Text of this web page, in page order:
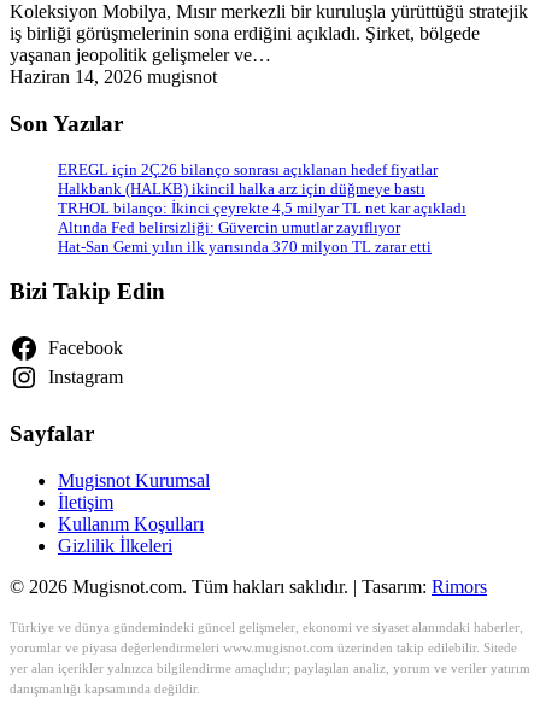
Koleksiyon Mobilya, Mısır merkezli bir kuruluşla yürüttüğü stratejik
iş birliği görüşmelerinin sona erdiğini açıkladı. Şirket, bölgede
yaşanan jeopolitik gelişmeler ve…
Haziran 14, 2026 mugisnot
Son Yazılar
EREGL için 2Ç26 bilanço sonrası açıklanan hedef fiyatlar
Halkbank (HALKB) ikincil halka arz için düğmeye bastı
TRHOL bilanço: İkinci çeyrekte 4,5 milyar TL net kar açıkladı
Altında Fed belirsizliği: Güvercin umutlar zayıflıyor
Hat-San Gemi yılın ilk yarısında 370 milyon TL zarar etti
Bizi Takip Edin
Facebook
Instagram
Sayfalar
Mugisnot Kurumsal
İletişim
Kullanım Koşulları
Gizlilik İlkeleri
© 2026 Mugisnot.com. Tüm hakları saklıdır. | Tasarım: Rimors
Türkiye ve dünya gündemindeki güncel gelişmeler, ekonomi ve siyaset alanındaki haberler,
yorumlar ve piyasa değerlendirmeleri www.mugisnot.com üzerinden takip edilebilir. Sitede
yer alan içerikler yalnızca bilgilendirme amaçlıdır; paylaşılan analiz, yorum ve veriler yatırım
danışmanlığı kapsamında değildir.